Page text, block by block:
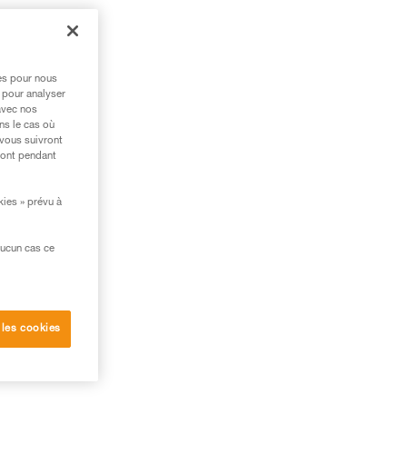
pour nous
analyser
nos
le cas où
suivront
pendant
» prévu à
cas ce
cookies